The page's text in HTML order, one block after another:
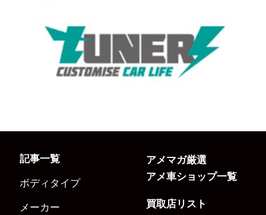
記事一覧
ボディタイプ
メーカー
アメマガ厳選
アメ車ショップ一覧
買取店リスト